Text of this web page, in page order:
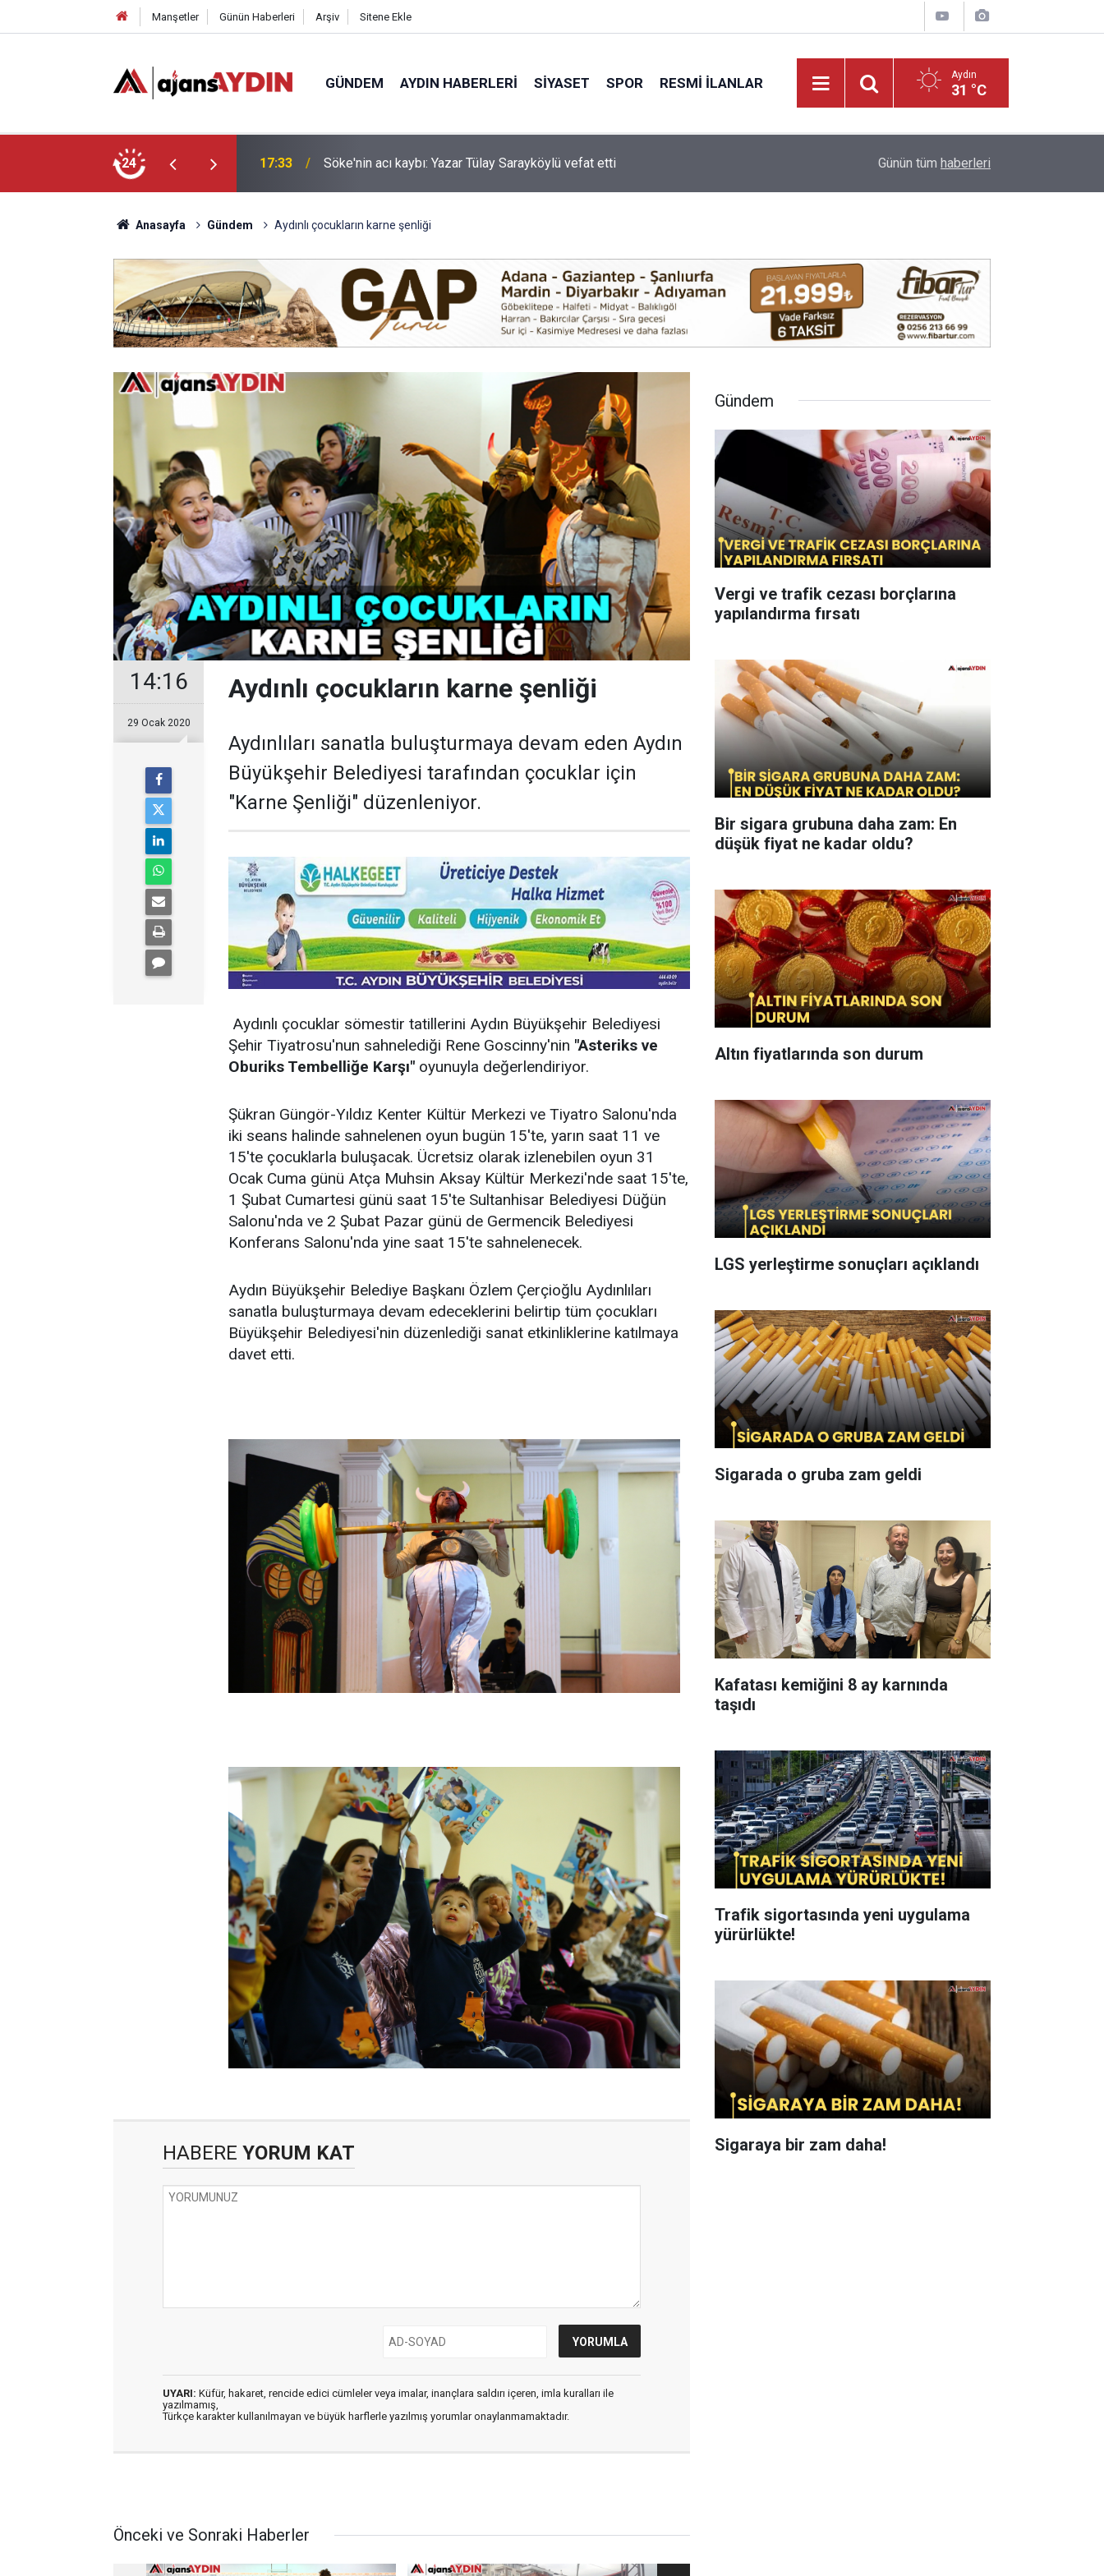
Manşetler Günün Haberleri Arşiv Sitene Ekle
GÜNDEM AYDIN HABERLERI SIYASET SPOR RESMI İLANLAR Aydın
31 °C
24 17:23 Nazilli'de motosiklet kazası: 16 yaşındaki Mustafa vefat etti Kuyucak'ta 5 dekar kestanelik yandı
Günün tüm haberleri
Anasayfa Gündem Aydınlı çocukların karne şenliği
14:16
29 Ocak 2020
Aydınlı çocukların karne şenliği
Aydınlıları sanatla buluşturmaya devam eden Aydın
Büyükşehir Belediyesi tarafından çocuklar için
"Karne Şenliği" düzenleniyor.
Aydınlı çocuklar sömestir tatillerini Aydın Büyükşehir Belediyesi
Şehir Tiyatrosu'nun sahnelediği Rene Goscinny'nin "Asteriks ve
Oburiks Tembelliğe Karşı" oyunuyla değerlendiriyor.
Şükran Güngör-Yıldız Kenter Kültür Merkezi ve Tiyatro Salonu'nda
iki seans halinde sahnelenen oyun bugün 15'te, yarın saat 11 ve
15'te çocuklarla buluşacak. Ücretsiz olarak izlenebilen oyun 31
Ocak Cuma günü Atça Muhsin Aksay Kültür Merkezi'nde saat 15'te,
1 Şubat Cumartesi günü saat 15'te Sultanhisar Belediyesi Düğün
Salonu'nda ve 2 Şubat Pazar günü de Germencik Belediyesi
Konferans Salonu'nda yine saat 15'te sahnelenecek.
Aydın Büyükşehir Belediye Başkanı Özlem Çerçioğlu Aydınlıları
sanatla buluşturmaya devam edeceklerini belirtip tüm çocukları
Büyükşehir Belediyesi'nin düzenlediği sanat etkinliklerine katılmaya
davet etti.
HABERE YORUM KAT
UYARI: Küfür, hakaret, rencide edici cümleler veya imalar, inançlara saldırı içeren, imla kuralları ile
yazılmamış,
Türkçe karakter kullanılmayan ve büyük harflerle yazılmış yorumlar onaylanmamaktadır.
Önceki ve Sonraki Haberler
Gündem
Vergi ve trafik cezası borçlarına
yapılandırma fırsatı
Bir sigara grubuna daha zam: En
düşük fiyat ne kadar oldu?
Altın fiyatlarında son durum
LGS yerleştirme sonuçları açıklandı
Sigarada o gruba zam geldi
Kafatası kemiğini 8 ay karnında
taşıdı
Trafik sigortasında yeni uygulama
yürürlükte!
Sigaraya bir zam daha!